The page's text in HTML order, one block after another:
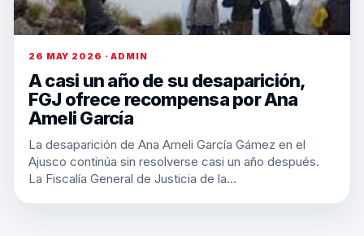
26 MAY 2026 · ADMIN
A casi un año de su desaparición,
FGJ ofrece recompensa por Ana
Ameli García
La desaparición de Ana Ameli García Gámez en el
Ajusco continúa sin resolverse casi un año después.
La Fiscalía General de Justicia de la…